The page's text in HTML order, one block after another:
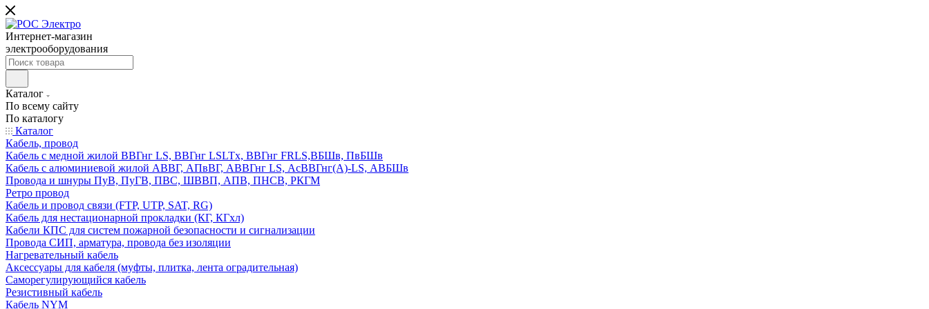
Интернет-магазин
электрооборудования
Каталог
По всему сайту
По каталогу
Каталог
Кабель, провод
Кабель с медной жилой ВВГнг LS, ВВГнг LSLTx, ВВГнг FRLS,ВБШв, ПвБШв
Кабель с алюминиевой жилой АВВГ, АПвВГ, АВВГнг LS, АсВВГнг(А)-LS, АВБШв
Провода и шнуры ПуВ, ПуГВ, ПВС, ШВВП, АПВ, ПНСВ, РКГМ
Ретро провод
Кабель и провод связи (FTP, UTP, SAT, RG)
Кабель для нестационарной прокладки (КГ, КГхл)
Кабели КПС для систем пожарной безопасности и сигнализации
Провода СИП, арматура, провода без изоляции
Нагревательный кабель
Аксессуары для кабеля (муфты, плитка, лента оградительная)
Саморегулирующийся кабель
Резистивный кабель
Кабель NYM